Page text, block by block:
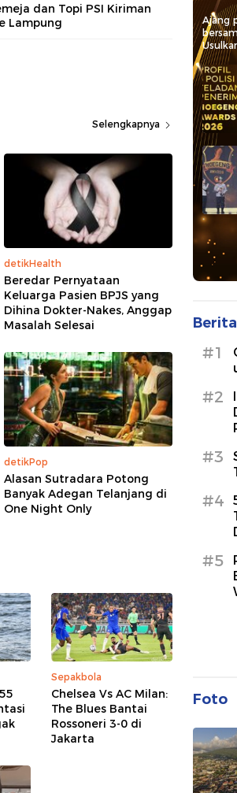
dan Topi PSI Kiriman
Lampung
Selengkapnya
detikHealth
Beredar Pernyataan
Keluarga Pasien BPJS yang
Dihina Dokter-Nakes, Anggap
Masalah Selesai
detikPop
Alasan Sutradara Potong
Banyak Adegan Telanjang di
One Night Only
Sepakbola
Chelsea Vs AC Milan:
The Blues Bantai
Rossoneri 3-0 di
Jakarta
Ajang
#1
#2
#3
#4
#5
Foto